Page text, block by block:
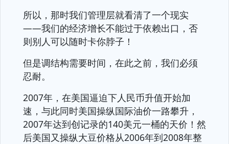
所以，那时我们管理层就看清了一个现实
——我们的经济增长不能过于依赖出口，否
则别人可以随时卡你脖子！
但是调结构需要时间，在此之前，我们必须
忍耐。
2007年，在美国逼迫下人民币升值开始加
速，与此同时美国操纵国际油价一路攀升，
2007年达到创记录的140美元一桶的天价！然
后美国又操纵大豆价格从2006年到2008年整